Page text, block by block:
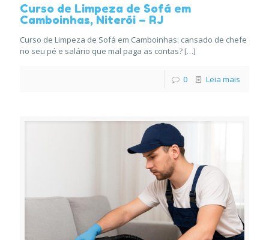
Curso de Limpeza de Sofá em
Camboinhas, Niterói – RJ
Curso de Limpeza de Sofá em Camboinhas: cansado de chefe
no seu pé e salário que mal paga as contas? […]
0 Leia mais